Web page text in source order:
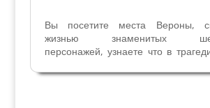
Вы посетите места Вероны,
жизнью знаменитых
персонажей, узнаете что в
когда впервые рассказал